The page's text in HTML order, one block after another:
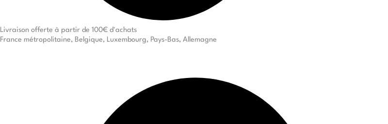
Livraison offerte à partir de 100€ d'achats
France métropolitaine, Belgique, Luxembourg, Pays-Bas, Allemagne